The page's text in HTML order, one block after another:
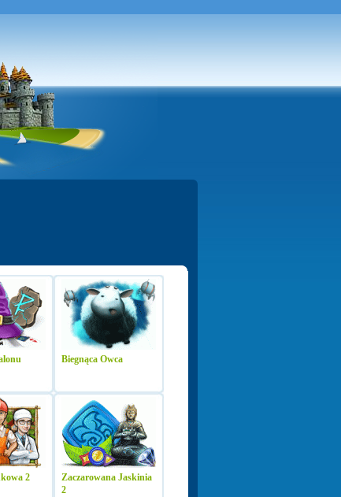
Biegnąca Owca
2
Zaczarowana Jaskinia
2